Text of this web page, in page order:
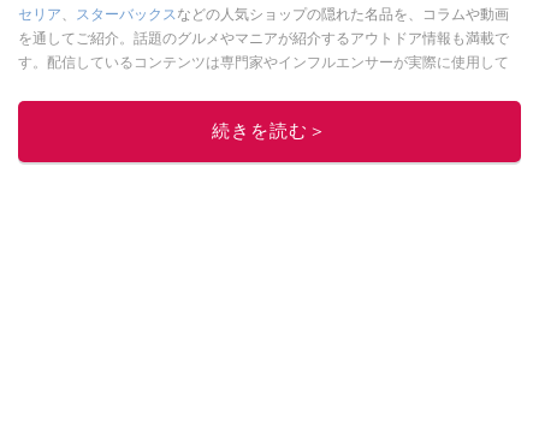
セリア
スターバックス などの人気ショップの隠れた名品を、コラムや動画
を通してご紹介。話題のグルメやマニアが紹介するアウトドア情報も満載で
す。配信しているコンテンツは専門家やインフルエンサーが実際に使用して
ニュースでフォロー
続きを読む＞